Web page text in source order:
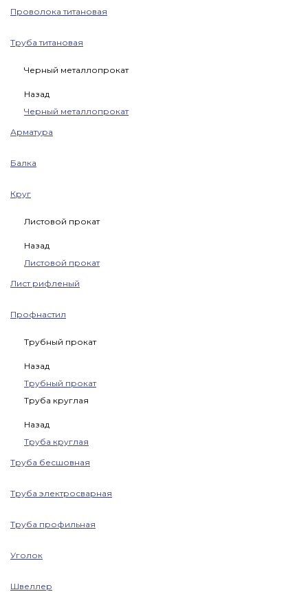
Проволока титановая
Труба титановая
Черный металлопрокат
Назад
Черный металлопрокат
Арматура
Балка
Круг
Листовой прокат
Назад
Листовой прокат
Лист рифленый
Профнастил
Трубный прокат
Назад
Трубный прокат
Труба круглая
Назад
Труба круглая
Труба бесшовная
Труба электросварная
Труба профильная
Уголок
Швеллер